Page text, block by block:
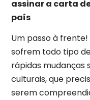
assinar a carta
país
Um passo à
sofrem todo tipo
rápidas mudanças
culturais, que
serem